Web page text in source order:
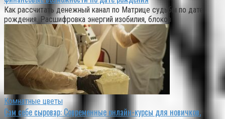
Как рассчитать денежный канал по Матрице судьбы по дате
рождения. Расшифровка энергий изобилия, блоков
Комнатные цветы
Сам себе сыровар: Современные онлайн-курсы для новичков.